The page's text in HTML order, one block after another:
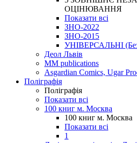
ОЦІНЮВАННЯ
Показати всі
ЗНО-2022
ЗНО-2015
УНІВЕРСАЛЬНІ
Деол Львів
MM publications
Asgardian Comics, Ugar
Поліграфія
Поліграфія
Показати всі
100 книг м. Москва
100 книг м. Москва
Показати всі
1